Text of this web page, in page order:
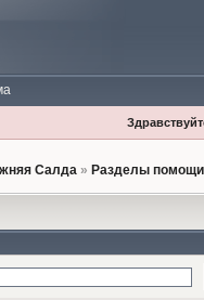
Салда» Разделы